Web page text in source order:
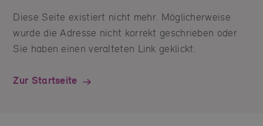
Diese Seite existiert nicht mehr. Möglicherweise
wurde die Adresse nicht korrekt geschrieben oder
Sie haben einen veralteten Link geklickt.
Zur Startseite